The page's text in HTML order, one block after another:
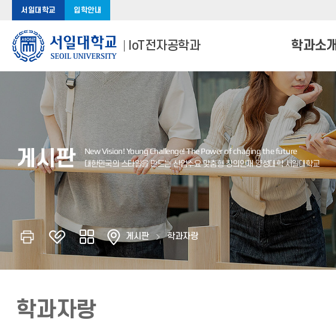
서일대학교 입학안내
IoT전자공학과 학과소개
게시판
게시판 학과자랑
학과자랑